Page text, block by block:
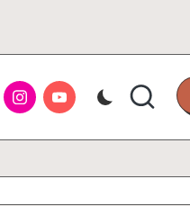
instagram.com
youtube.com